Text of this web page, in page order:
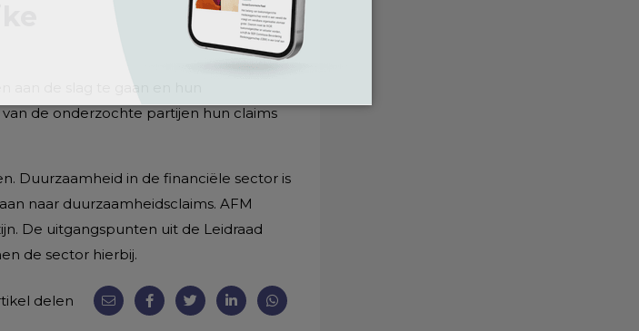
de slag te gaan en hun
de onderzochte partijen hun claims
Duurzaamheid in de financiële sector is
naar duurzaamheidsclaims. AFM
De uitgangspunten uit de Leidraad
de sector hierbij.
delen